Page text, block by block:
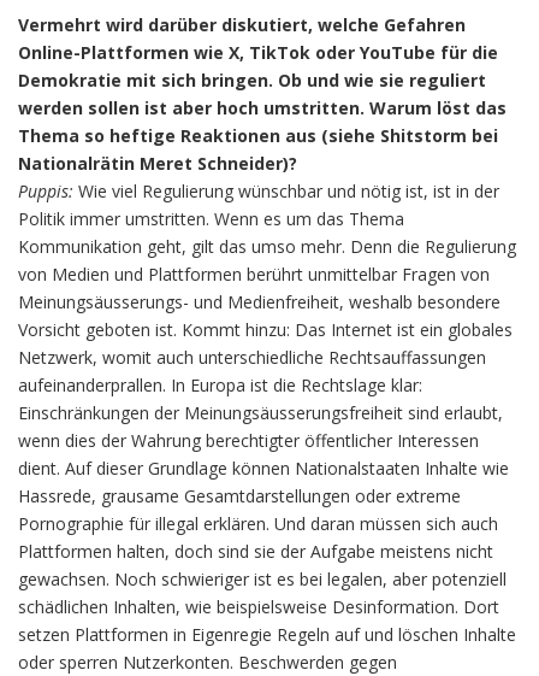
Vermehrt wird darüber diskutiert, welche Gefahren
Online-Plattformen wie X, TikTok oder YouTube für die
Demokratie mit sich bringen. Ob und wie sie reguliert
werden sollen ist aber hoch umstritten. Warum löst das
Thema so heftige Reaktionen aus (siehe Shitstorm bei
Nationalrätin Meret Schneider)?
Puppis: Wie viel Regulierung wünschbar und nötig ist, ist in der
Politik immer umstritten. Wenn es um das Thema
Kommunikation geht, gilt das umso mehr. Denn die Regulierung
von Medien und Plattformen berührt unmittelbar Fragen von
Meinungsäusserungs- und Medienfreiheit, weshalb besondere
Vorsicht geboten ist. Kommt hinzu: Das Internet ist ein globales
Netzwerk, womit auch unterschiedliche Rechtsauffassungen
aufeinanderprallen. In Europa ist die Rechtslage klar:
Einschränkungen der Meinungsäusserungsfreiheit sind erlaubt,
wenn dies der Wahrung berechtigter öffentlicher Interessen
dient. Auf dieser Grundlage können Nationalstaaten Inhalte wie
Hassrede, grausame Gesamtdarstellungen oder extreme
Pornographie für illegal erklären. Und daran müssen sich auch
Plattformen halten, doch sind sie der Aufgabe meistens nicht
gewachsen. Noch schwieriger ist es bei legalen, aber potenziell
schädlichen Inhalten, wie beispielsweise Desinformation. Dort
setzen Plattformen in Eigenregie Regeln auf und löschen Inhalte
oder sperren Nutzerkonten. Beschwerden gegen